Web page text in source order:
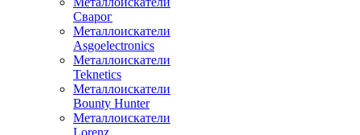
Сварог
Металлоискатели
Asgoelectronics
Металлоискатели
Teknetics
Металлоискатели
Bounty Hunter
Металлоискатели
Lorenz